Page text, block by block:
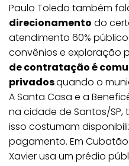
Paulo Toledo também
direcionamento do
atendimento 60% público
convênios e exploração
de contratação é
privadosquando o
A Santa Casa e a
na cidade de Santos/
isso costumam
pagamento. Em
Xavier usa um prédio